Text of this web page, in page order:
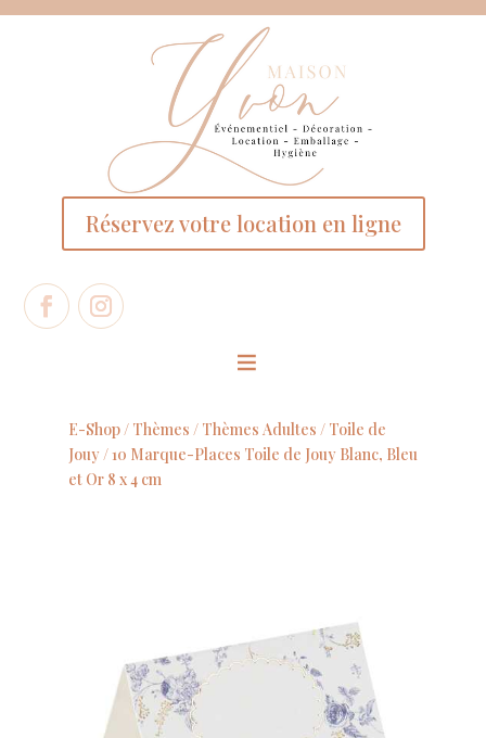
Réservez votre location en ligne
E-Shop / Thèmes / Thèmes Adultes / Toile de
Jouy/ 10 Marque-Places Toile de Jouy Blanc, Bleu
et Or 8 x 4 cm
Panneau de gestion des cookies